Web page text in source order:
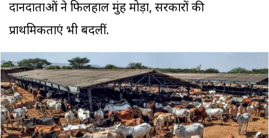
दानदाताओं ने फिलहाल मुंह मोड़ा, सरकारों की
प्राथमिकताएं भी बदलीं.